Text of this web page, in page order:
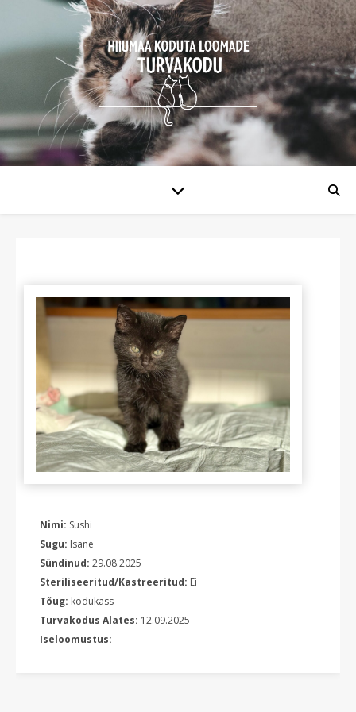
Nimi: Sushi
Sugu: Isane
Sündinud: 29.08.2025
Steriliseeritud/Kastreeritud: Ei
Tõug: kodukass
Turvakodus Alates: 12.09.2025
Iseloomustus: